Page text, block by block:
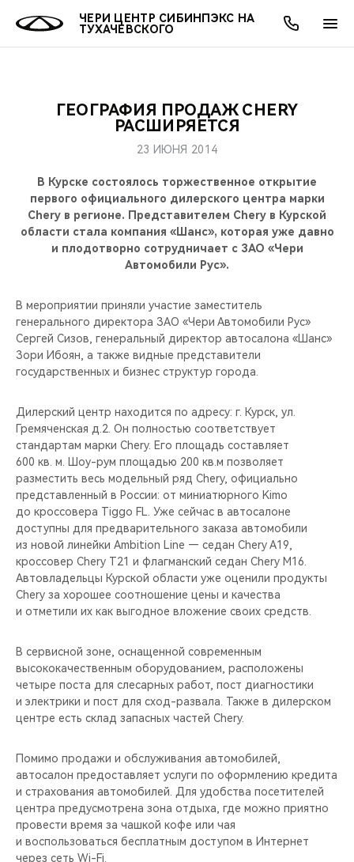
ЧЕРИ ЦЕНТР СИБИНПЭКС НА
ТУХАЧЕВСКОГО
МОДЕЛИ
КРОССОВЕРЫ
СЕДАНЫ
НОВИНКИ
ПОКУПАТЕЛЯМ
КРЕДИТ И СТРАХОВАНИЕ
ВЛАДЕЛЬЦАМ
ЗАПЧАСТИ И АКСЕССУАРЫ
ПОДДЕРЖКА
МИР CHERY
О БРЕНДЕ
CHERY В СОЦСЕТЯХ
CHERY REMOTE
НАШИ МЕРОПРИЯТИЯ
ВИДЕООБЗОРЫ
CHERY ДЛЯ ДЕТЕЙ
АКЦИИ
ОНЛАЙН СЕРВИСЫ
КРЕДИТ
О КОМПАНИИ
МЫ В СОЦСЕТЯХ
ГЕОГРАФИЯ ПРОДАЖ CHERY
РАСШИРЯЕТСЯ
23 ИЮНЯ 2014
В Курске состоялось торжественное открытие
первого официального дилерского центра марки
Chery в регионе. Представителем Chery в Курской
области стала компания «Шанс», которая уже давно
и плодотворно сотрудничает с ЗАО «Чери
Автомобили Рус».
В мероприятии приняли участие заместитель
генерального директора ЗАО «Чери Автомобили Рус»
Сергей Сизов, генеральный директор автосалона «Шанс»
Зори Ибоян, а также видные представители
государственных и бизнес структур города.
Дилерский центр находится по адресу: г. Курск, ул.
Гремяченская д.2. Он полностью соответствует
стандартам марки Chery. Его площадь составляет
600 кв. м. Шоу-рум площадью 200 кв.м позволяет
разместить весь модельный ряд Chery, официально
представленный в России: от миниатюрного Kimo
до кроссовера Tiggo FL. Уже сейчас в автосалоне
доступны для предварительного заказа автомобили
из новой линейки Ambition Line — седан Chery A19,
кроссовер Chery T21 и флагманский седан Chery M16.
Автовладельцы Курской области уже оценили продукты
Chery за хорошее соотношение цены и качества
и отметили их как выгодное вложение своих средств.
В сервисной зоне, оснащенной современным
высококачественным оборудованием, расположены
четыре поста для слесарных работ, пост диагностики
и электрики и пост для сход-развала. Также в дилерском
центре есть склад запасных частей Chery.
Помимо продажи и обслуживания автомобилей,
автосалон предоставляет услуги по оформлению кредита
и страхования автомобилей. Для удобства посетителей
центра предусмотрена зона отдыха, где можно приятно
провести время за чашкой кофе или чая
и воспользоваться бесплатным доступом в Интернет
через сеть Wi-Fi.